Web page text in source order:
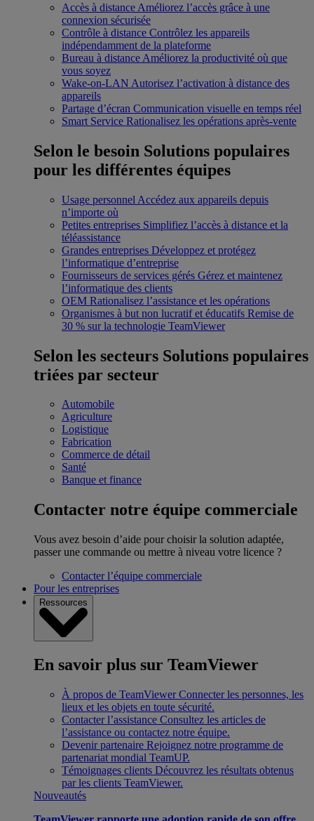
Accès à distance Améliorez l’accès grâce à une
connexion sécurisée
Contrôle à distance Contrôlez les appareils
indépendamment de la plateforme
Bureau à distance Améliorez la productivité où que
vous soyez
Wake-on-LAN Autorisez l’activation à distance des
appareils
Partage d’écran Communication visuelle en temps réel
Smart Service Rationalisez les opérations après-vente
Selon le besoin Solutions populaires
pour les différentes équipes
Usage personnel Accédez aux appareils depuis
n’importe où
Petites entreprises Simplifiez l’accès à distance et la
téléassistance
Grandes entreprises Développez et protégez
l’informatique d’entreprise
Fournisseurs de services gérés Gérez et maintenez
l’informatique des clients
OEM Rationalisez l’assistance et les opérations
Organismes à but non lucratif et éducatifs Remise de
30 % sur la technologie TeamViewer
Selon les secteurs Solutions populaires
triées par secteur
Automobile
Agriculture
Logistique
Fabrication
Commerce de détail
Santé
Banque et finance
Contacter notre équipe commerciale
Vous avez besoin d’aide pour choisir la solution adaptée,
passer une commande ou mettre à niveau votre licence ?
Contacter l’équipe commerciale
Pour les entreprises
Ressources
En savoir plus sur TeamViewer
À propos de TeamViewer Connecter les personnes, les
lieux et les objets en toute sécurité.
Contacter l’assistance Consultez les articles de
l’assistance ou contactez notre équipe.
Devenir partenaire Rejoignez notre programme de
partenariat mondial TeamUP.
Témoignages clients Découvrez les résultats obtenus
par les clients TeamViewer.
Nouveautés